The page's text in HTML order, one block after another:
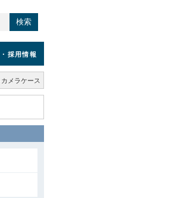
検索
・採用情報
カメラケース